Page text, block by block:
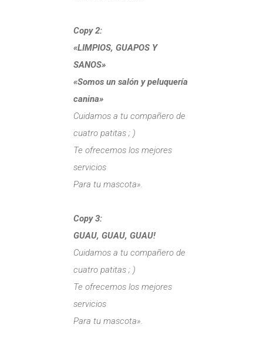
Copy 2:
«LIMPIOS, GUAPOS Y
SANOS»
«Somos un salón y peluquería
canina»
Cuidamos a tu compañero de
cuatro patitas ; )
Te ofrecemos los mejores
servicios
Para tu mascota».
Copy 3:
GUAU, GUAU, GUAU!
Cuidamos a tu compañero de
cuatro patitas ; )
Te ofrecemos los mejores
servicios
Para tu mascota».